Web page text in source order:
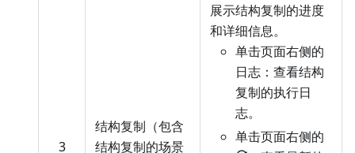
3
结构复制（包含
结构复制的场景
展示结构复制的进度
和详细信息。
单击页面右侧的
日志：查看结构
复制的执行日
志。
单击页面右侧的